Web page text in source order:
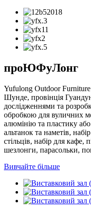
проЮФуЛонг
Yufulong Outdoor Furniture
Шунде, провінція
дослідженнями та
обробкою для вуличних
алюмінію та пластику
альтанок та наметів,
стільців, набір для кафе,
шезлонги, парасольки,
Вивчайте більше